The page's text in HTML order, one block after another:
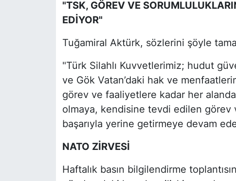
"TSK, GÖREV VE
EDİYOR"
Tuğamiral Aktürk, sözlerini şöyle
"Türk Silahlı Kuvvetlerimiz; hudut
ve Gök Vatan’daki hak ve
görev ve faaliyetlere kadar her alanda
olmaya, kendisine tevdi edilen görev
başarıyla yerine getirmeye devam
NATO ZİRVESİ
Haftalık basın bilgilendirme